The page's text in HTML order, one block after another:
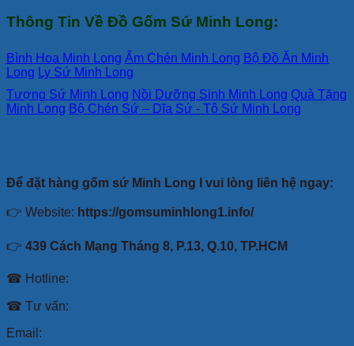
Thông Tin Về Đồ Gốm Sứ Minh Long:
Bình Hoa Minh Long Ấm Chén Minh Long Bộ Đồ Ăn Minh
Long
Ly Sứ Minh Long
Tượng Sứ Minh Long Nồi Dưỡng Sinh Minh Long Quà Tặng
Minh Long Bộ Chén Sứ – Dĩa Sứ - Tô Sứ Minh Long
Để đặt hàng gốm sứ Minh Long I vui lòng liên hệ ngay:
👉 Website: https://gomsuminhlong1.info/
👉 439 Cách Mạng Tháng 8, P.13, Q.10, TP.HCM
☎ Hotline:
☎ Tư vấn:
Email: